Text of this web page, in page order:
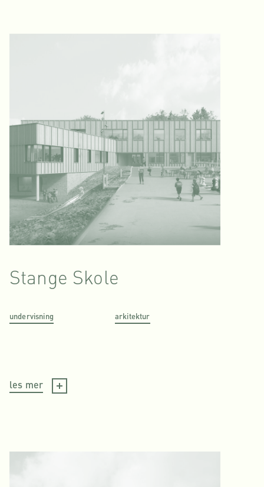
Stange Skole
undervisning arkitektur
les mer